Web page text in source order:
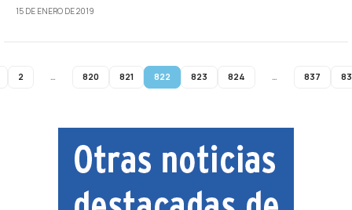
15 DE ENERO DE 2019
2 … 820 821 822 823 824 … 837